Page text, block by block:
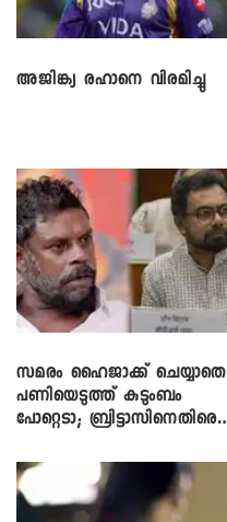
അജിങ്ക്യ രഹാനെ വിരമിച്ചു
സമരം ഹൈജാക്ക് ചെയ്യാതെ
പണിയെടുത്ത് കുടുംബം
പോറ്റെടാ; ബ്രിട്ടാസിനെതിരെ